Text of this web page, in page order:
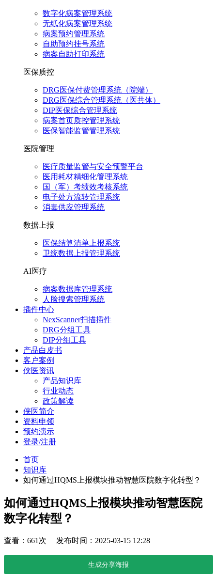
数字化病案管理系统
无纸化病案管理系统
病案预约管理系统
自助预约挂号系统
病案自助打印系统
医保质控
DRG医保付费管理系统（院端）
DRG医保综合管理系统（医共体）
DIP医保综合管理系统
病案首页质控管理系统
医保智能监管管理系统
医院管理
医疗质量监管与安全预警平台
医用耗材精细化管理系统
国（军）考绩效考核系统
电子处方流转管理系统
消毒供应管理系统
数据上报
医保结算清单上报系统
卫统数据上报管理系统
AI医疗
病案数据库管理系统
人脸搜索管理系统
插件中心
NexScanner扫描插件
DRG分组工具
DIP分组工具
产品白皮书
客户案例
侠医资讯
产品知识库
行业动态
政策解读
侠医简介
资料申领
预约演示
登录/注册
首页
知识库
如何通过HQMS上报模块推动智慧医院数字化转型？
如何通过HQMS上报模块推动智慧医院
数字化转型？
查看：661次 发布时间：2025-03-15 12:28
生成分享海报